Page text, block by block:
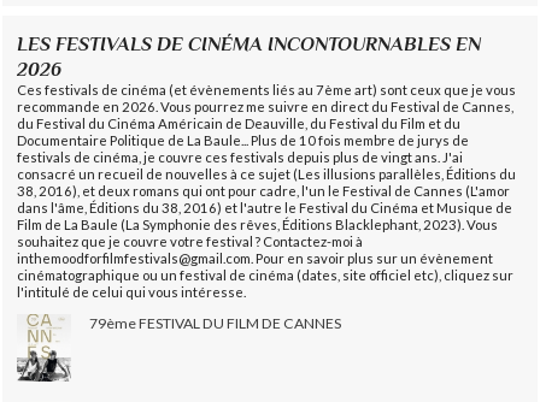
LES FESTIVALS DE CINÉMA INCONTOURNABLES EN
2026
Ces festivals de cinéma (et évènements liés au 7ème art) sont ceux que je vous
recommande en 2026. Vous pourrez me suivre en direct du Festival de Cannes,
du Festival du Cinéma Américain de Deauville, du Festival du Film et du
Documentaire Politique de La Baule... Plus de 10 fois membre de jurys de
festivals de cinéma, je couvre ces festivals depuis plus de vingt ans. J'ai
consacré un recueil de nouvelles à ce sujet (Les illusions parallèles, Éditions du
38, 2016), et deux romans qui ont pour cadre, l'un le Festival de Cannes (L'amor
dans l'âme, Éditions du 38, 2016) et l'autre le Festival du Cinéma et Musique de
Film de La Baule (La Symphonie des rêves, Éditions Blacklephant, 2023). Vous
souhaitez que je couvre votre festival ? Contactez-moi à
inthemoodforfilmfestivals@gmail.com. Pour en savoir plus sur un évènement
cinématographique ou un festival de cinéma (dates, site officiel etc), cliquez sur
l'intitulé de celui qui vous intéresse.
79ème FESTIVAL DU FILM DE CANNES